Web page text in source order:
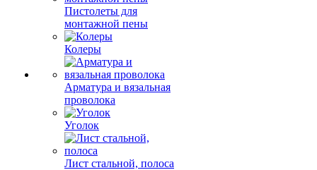
Пистолеты для
монтажной пены
Колеры
Арматура и вязальная
проволока
Уголок
Лист стальной, полоса